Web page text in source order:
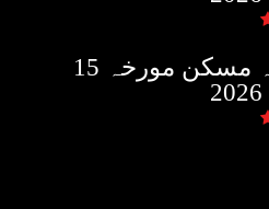
روزنامہ مسکن مورخہ 15